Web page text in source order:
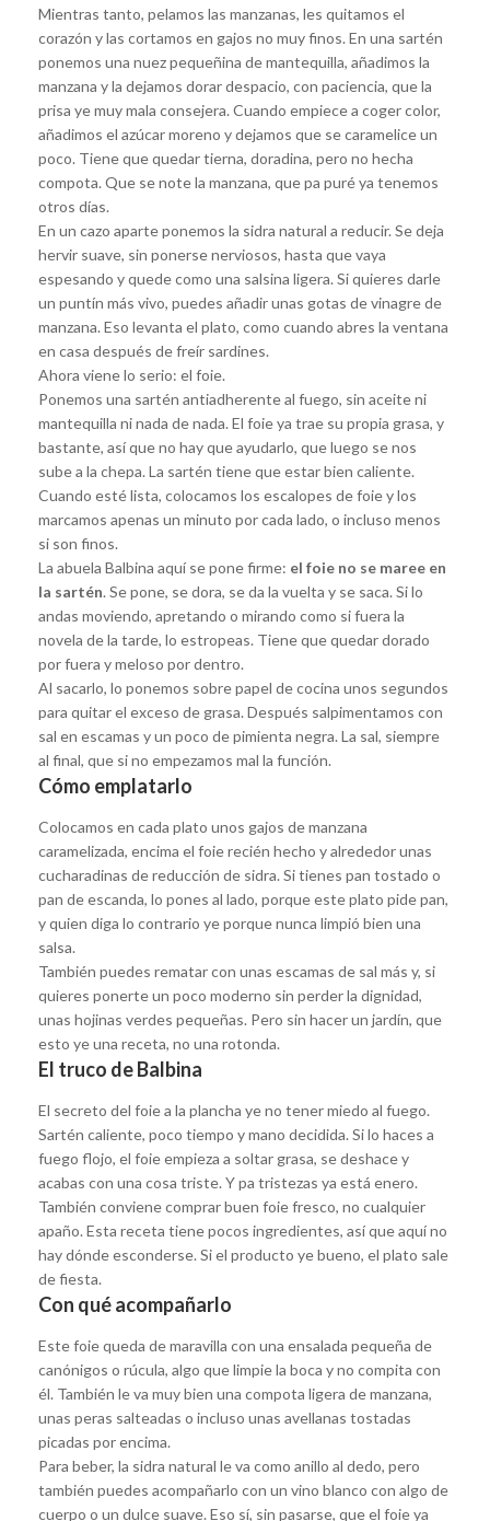
Mientras tanto, pelamos las manzanas, les quitamos el
corazón y las cortamos en gajos no muy finos. En una sartén
ponemos una nuez pequeñina de mantequilla, añadimos la
manzana y la dejamos dorar despacio, con paciencia, que la
prisa ye muy mala consejera. Cuando empiece a coger color,
añadimos el azúcar moreno y dejamos que se caramelice un
poco. Tiene que quedar tierna, doradina, pero no hecha
compota. Que se note la manzana, que pa puré ya tenemos
otros días.
En un cazo aparte ponemos la sidra natural a reducir. Se deja
hervir suave, sin ponerse nerviosos, hasta que vaya
espesando y quede como una salsina ligera. Si quieres darle
un puntín más vivo, puedes añadir unas gotas de vinagre de
manzana. Eso levanta el plato, como cuando abres la ventana
en casa después de freír sardines.
Ahora viene lo serio: el foie.
Ponemos una sartén antiadherente al fuego, sin aceite ni
mantequilla ni nada de nada. El foie ya trae su propia grasa, y
bastante, así que no hay que ayudarlo, que luego se nos
sube a la chepa. La sartén tiene que estar bien caliente.
Cuando esté lista, colocamos los escalopes de foie y los
marcamos apenas un minuto por cada lado, o incluso menos
si son finos.
La abuela Balbina aquí se pone firme: el foie no se maree en
la sartén. Se pone, se dora, se da la vuelta y se saca. Si lo
andas moviendo, apretando o mirando como si fuera la
novela de la tarde, lo estropeas. Tiene que quedar dorado
por fuera y meloso por dentro.
Al sacarlo, lo ponemos sobre papel de cocina unos segundos
para quitar el exceso de grasa. Después salpimentamos con
sal en escamas y un poco de pimienta negra. La sal, siempre
al final, que si no empezamos mal la función.
Cómo emplatarlo
Colocamos en cada plato unos gajos de manzana
caramelizada, encima el foie recién hecho y alrededor unas
cucharadinas de reducción de sidra. Si tienes pan tostado o
pan de escanda, lo pones al lado, porque este plato pide pan,
y quien diga lo contrario ye porque nunca limpió bien una
salsa.
También puedes rematar con unas escamas de sal más y, si
quieres ponerte un poco moderno sin perder la dignidad,
unas hojinas verdes pequeñas. Pero sin hacer un jardín, que
esto ye una receta, no una rotonda.
El truco de Balbina
El secreto del foie a la plancha ye no tener miedo al fuego.
Sartén caliente, poco tiempo y mano decidida. Si lo haces a
fuego flojo, el foie empieza a soltar grasa, se deshace y
acabas con una cosa triste. Y pa tristezas ya está enero.
También conviene comprar buen foie fresco, no cualquier
apaño. Esta receta tiene pocos ingredientes, así que aquí no
hay dónde esconderse. Si el producto ye bueno, el plato sale
de fiesta.
Con qué acompañarlo
Este foie queda de maravilla con una ensalada pequeña de
canónigos o rúcula, algo que limpie la boca y no compita con
él. También le va muy bien una compota ligera de manzana,
unas peras salteadas o incluso unas avellanas tostadas
picadas por encima.
Para beber, la sidra natural le va como anillo al dedo, pero
también puedes acompañarlo con un vino blanco con algo de
cuerpo o un dulce suave. Eso sí, sin pasarse, que el foie ya